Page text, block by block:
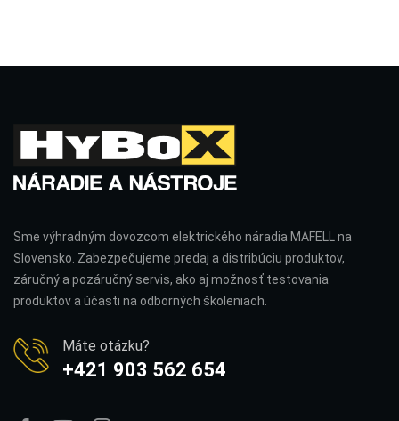
Sme výhradným dovozcom elektrického náradia MAFELL na
Slovensko. Zabezpečujeme predaj a distribúciu produktov,
záručný a pozáručný servis, ako aj možnosť testovania
produktov a účasti na odborných školeniach.
Máte otázku?
+421 903 562 654